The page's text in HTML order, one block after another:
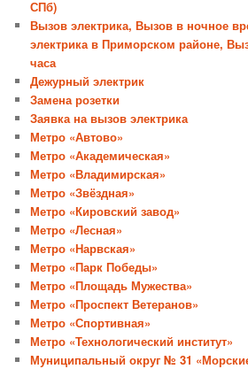
СПб)
Вызов электрика, Вызов в ночное
электрика в Приморском районе,
часа
Дежурный электрик
Замена розетки
Заявка на вызов электрика
Метро «Автово»
Метро «Академическая»
Метро «Владимирская»
Метро «Звёздная»
Метро «Кировский завод»
Метро «Лесная»
Метро «Нарвская»
Метро «Парк Победы»
Метро «Площадь Мужества»
Метро «Проспект Ветеранов»
Метро «Спортивная»
Метро «Технологический институт»
Муниципальный округ № 31